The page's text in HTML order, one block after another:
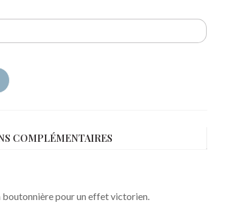
COMPLÉMENTAIRES
boutonnière pour un effet victorien.